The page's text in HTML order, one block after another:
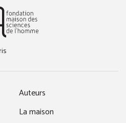
Auteurs
La maison